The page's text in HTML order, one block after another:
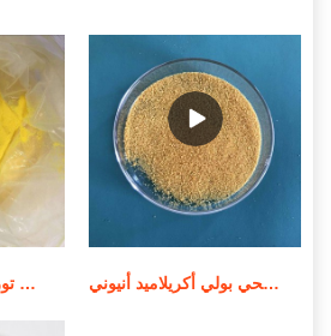
توريد بولي أكريلاميد/بام MSDS لمعالجة المياه في الصين الشركة المصنعة للمواد الكيميائية لمعالجة مياه الصرف الصحي بولي أكريلاميد أنيوني